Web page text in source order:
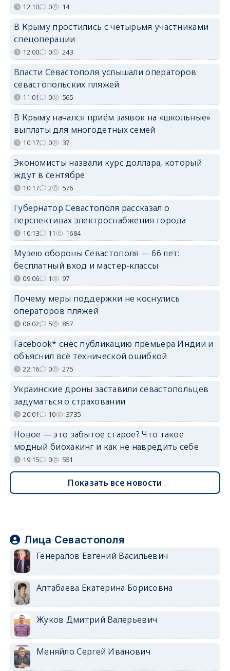
12:10 0 14
В Крыму простились с четырьмя участниками
спецоперации
12:00 0 243
Власти Севастополя услышали операторов
севастопольских пляжей
11:01 0 565
В Крыму начался приём заявок на «школьные»
выплаты для многодетных семей
10:17 0 37
Экономисты назвали курс доллара, который
ждут в сентябре
10:17 2 576
Губернатор Севастополя рассказал о
перспективах электроснабжения города
10:13 11 1684
Музею обороны Севастополя — 66 лет:
бесплатный вход и мастер-классы
09:06 1 97
Почему меры поддержки не коснулись
операторов пляжей
08:02 5 857
Facebook* снёс публикацию премьера Индии и
объяснил всё технической ошибкой
22:16 0 275
Украинские дроны заставили севастопольцев
задуматься о страховании
20:01 10 3735
Новое — это забытое старое? Что такое
модный биохакинг и как не навредить себе
19:15 0 551
Показать все новости
Лица Севастополя
Генералов Евгений Васильевич
Алтабаева Екатерина Борисовна
Жуков Дмитрий Валерьевич
Меняйло Сергей Иванович